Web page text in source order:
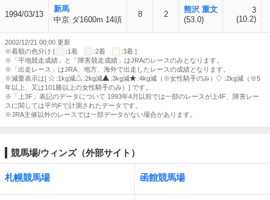
1994/03/13
新馬
中京 ダ1600m 14頭
8 2
熊沢 重文
(53.0)
3
(10.2)
2002/12/21 00:00 更新
※着順の色分け [
:1着 :2着
:3着 ]
※「平地競走成績」と「障害競走成績」はJRAのレースのみとなります。
※「出走レース」はJRA、地方、海外で出走したレースの成績となります。
※減量表示は[
:1kg減 :2kg減 :3kg減 :4kg減（※女性騎手のみ）
:2kg減（※5
年以上、又は101勝以上の女性騎手のみ）] です。
※「上3F」表記のデータについて 1993年4月以前では一部のレースが上4F、障害レー
スに関しては平均Fで計測されたデータです。
※JRA主催以外のレースでは一部データがない場合があります。
競馬場/ウィンズ（外部サイト）
札幌競馬場 函館競馬場